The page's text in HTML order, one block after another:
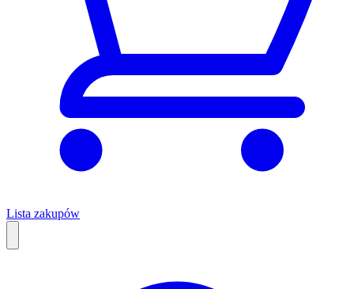
Lista zakupów